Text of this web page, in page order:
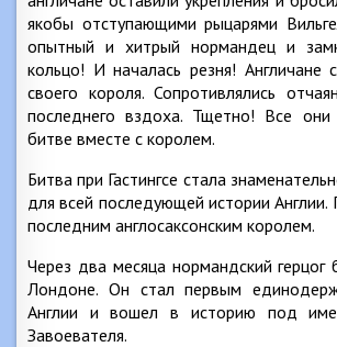
якобы отступающими рыцарями
опытный и хитрый нормандец и
кольцо! И началась резня! Англичане
своего короля. Сопротивлялись
последнего вздоха. Тщетно! Все
битве вместе с королем.
Битва при Гастингсе стала
для всей последующей истории Англии.
последним англосаксонским королем.
Через два месяца нормандский герцог
Лондоне. Он стал первым
Англии и вошел в историю под
Завоевателя.